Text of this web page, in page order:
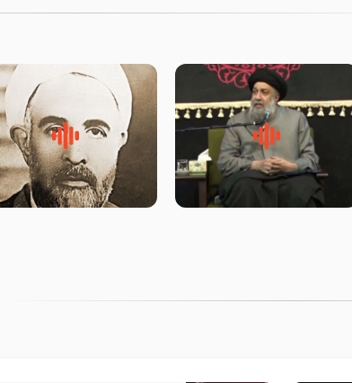
لقب حضرت رقیه سلام الله علیها
به چه معناست – حجت الاسلام
روضه‌ی مجلس یزید ملعون و
اسارت اهل‌بیت علیهم‌السلام